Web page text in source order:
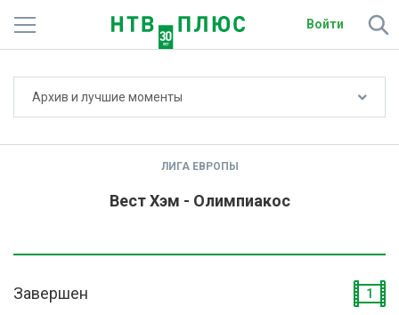
Войти
Архив и лучшие моменты
ЛИГА ЕВРОПЫ
Вест Хэм - Олимпиакос
Завершен 1